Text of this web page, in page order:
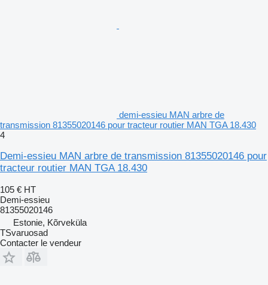
demi-essieu MAN arbre de
transmission 81355020146 pour tracteur routier MAN TGA 18.430
4
Demi-essieu MAN arbre de transmission 81355020146 pour
tracteur routier MAN TGA 18.430
105 € HT
Demi-essieu
81355020146
Estonie, Kõrveküla
TSvaruosad
Contacter le vendeur